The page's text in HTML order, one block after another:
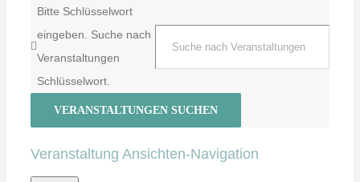
Bitte Schlüsselwort
eingeben. Suche nach
Veranstaltungen
Schlüsselwort.
VERANSTALTUNGEN SUCHEN
Veranstaltung Ansichten-Navigation